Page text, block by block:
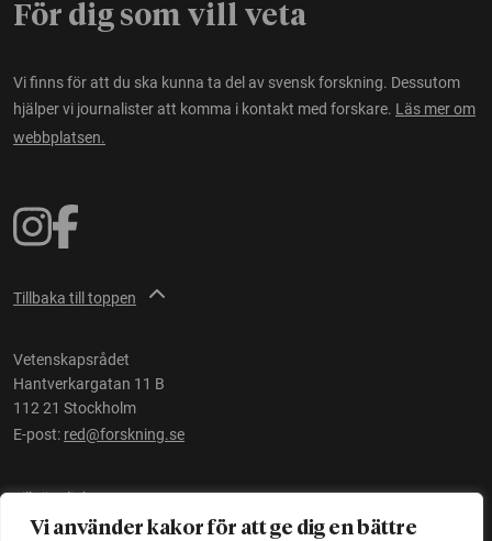
Vi använder kakor för att ge dig en bättre
För dig som vill veta
Vi finns för att du ska kunna ta del av svensk forskning. Dessutom
hjälper vi journalister att komma i kontakt med forskare. Läs mer om
webbplatsen.
Tillbaka till toppen
Vetenskapsrådet
Hantverkargatan 11 B
112 21 Stockholm
E-post: red@forskning.se
Tillgänglighet